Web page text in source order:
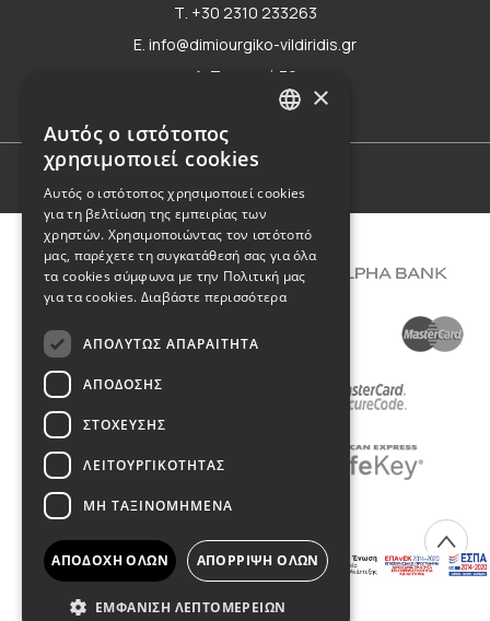
Τ. +30 2310 233263
E. info@dimiourgiko-vildiridis.gr
Δ. Τσιμισκή 70
Φόρμα επικοινωνίας
COPYRIGHT © 2026 DIMIOURGIKO VILDIRIDIS
Created with by Darkpony
×
Αυτός ο ιστότοπος
χρησιμοποιεί cookies
Αυτός ο ιστότοπος χρησιμοποιεί cookies
για τη βελτίωση της εμπειρίας των
χρηστών. Χρησιμοποιώντας τον ιστότοπό
μας, παρέχετε τη συγκατάθεσή σας για όλα
τα cookies σύμφωνα με την Πολιτική μας
για τα cookies. Διαβάστε περισσότερα
ΑΠΟΛΎΤΩΣ ΑΠΑΡΑΊΤΗΤΑ
ΑΠΌΔΟΣΗΣ
ΣΤΌΧΕΥΣΗΣ
ΛΕΙΤΟΥΡΓΙΚΌΤΗΤΑΣ
ΜΗ ΤΑΞΙΝΟΜΗΜΈΝΑ
ΑΠΟΔΟΧΉ ΌΛΩΝ ΑΠΌΡΡΙΨΗ ΌΛΩΝ
ΕΜΦΆΝΙΣΗ ΛΕΠΤΟΜΕΡΕΙΏΝ